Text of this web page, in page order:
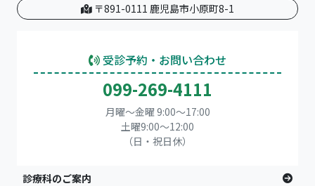
〒891-0111 鹿児島市小原町8-1
受診予約・お問い合わせ
099-269-4111
月曜～金曜 9:00～17:00
土曜9:00〜12:00
（日・祝日休）
診療科のご案内